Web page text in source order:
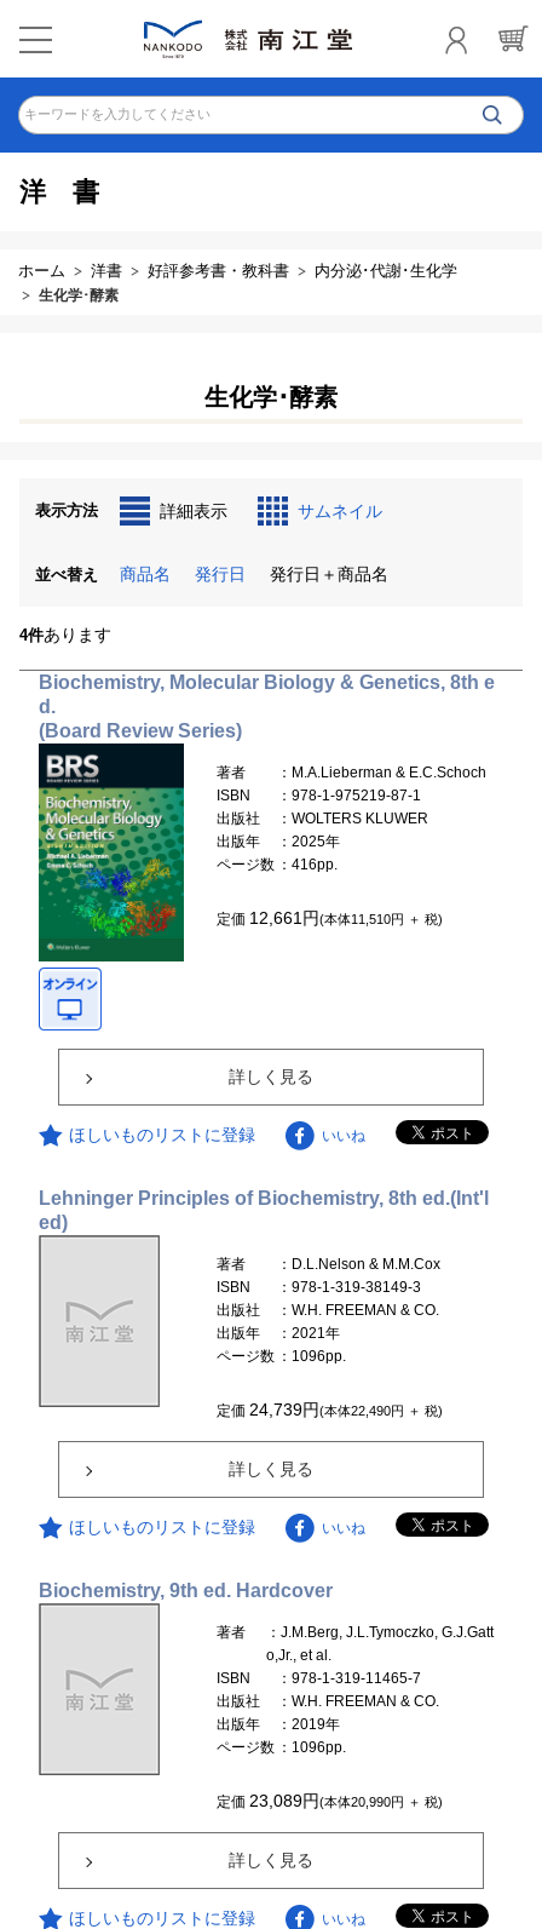
キーワードを入力してください
洋書
ホーム 洋書 好評参考書・教科書 内分泌･代謝･生化学
生化学･酵素
生化学･酵素
表示方法 詳細表示 サムネイル
並べ替え 商品名 発行日 発行日＋商品名
4件あります
Biochemistry, Molecular Biology & Genetics, 8th e
d.
(Board Review Series)
著者
：M.A.Lieberman & E.C.Schoch
ISBN
：978-1-975219-87-1
出版社
：WOLTERS KLUWER
出版年
：2025年
ページ数 ：416pp.
定価 12,661円(本体11,510円 ＋ 税)
詳しく見る
ほしいものリストに登録 いいね
Lehninger Principles of Biochemistry, 8th ed.(Int'l
ed)
著者
：D.L.Nelson & M.M.Cox
ISBN
：978-1-319-38149-3
出版社
：W.H. FREEMAN & CO.
出版年
：2021年
ページ数 ：1096pp.
定価24,739円(本体22,490円 ＋ 税)
詳しく見る
ほしいものリストに登録 いいね
Biochemistry, 9th ed. Hardcover
著者
：J.M.Berg, J.L.Tymoczko, G.J.Gatt
o,Jr., et al.
ISBN
：978-1-319-11465-7
出版社
：W.H. FREEMAN & CO.
出版年
：2019年
ページ数 ：1096pp.
定価23,089円(本体20,990円 ＋ 税)
詳しく見る
ほしいものリストに登録 いいね